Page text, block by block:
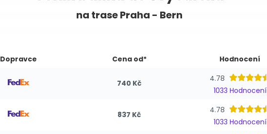
na trase Praha - Bern
Dopravce Cena od* Hodnocení
740 Kč
4.78
1033 Hodnocení
837 Kč
4.78
1033 Hodnocení